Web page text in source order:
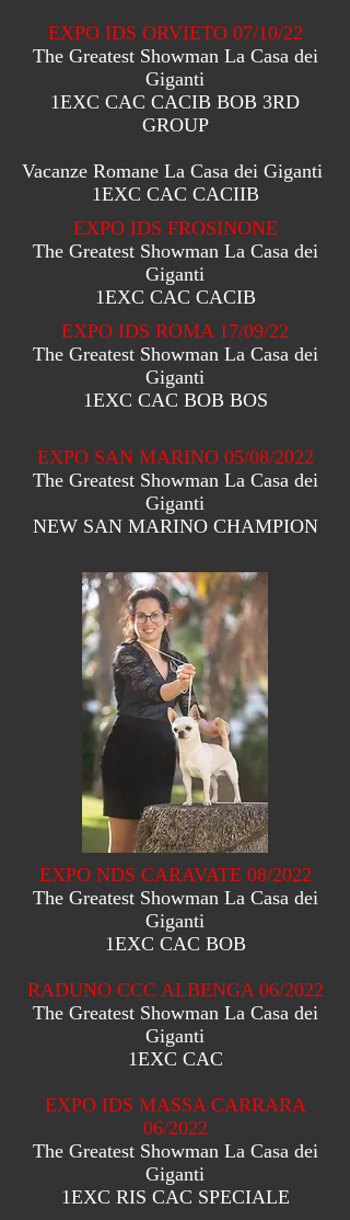
EXPO IDS ORVIETO 07/10/22
The Greatest Showman La Casa dei
Giganti
1EXC CAC CACIB BOB 3RD
GROUP
Vacanze Romane La Casa dei Giganti ​
1EXC CAC CACIIB
EXPO IDS FROSINONE
The Greatest Showman La Casa dei
Giganti
1EXC CAC CACIB
EXPO IDS ROMA 17/09/22
The Greatest Showman La Casa dei
Giganti
1EXC CAC BOB BOS
EXPO SAN MARINO 05/08/2022
The Greatest Showman La Casa dei
Giganti
NEW SAN MARINO CHAMPION
EXPO NDS CARAVATE 08/2022
The Greatest Showman La Casa dei
Giganti
1EXC CAC BOB
RADUNO CCC ALBENGA 06/2022
The Greatest Showman La Casa dei
Giganti
1EXC CAC
EXPO IDS MASSA CARRARA
06/2022
The Greatest Showman La Casa dei
Giganti
1EXC RIS CAC SPECIALE